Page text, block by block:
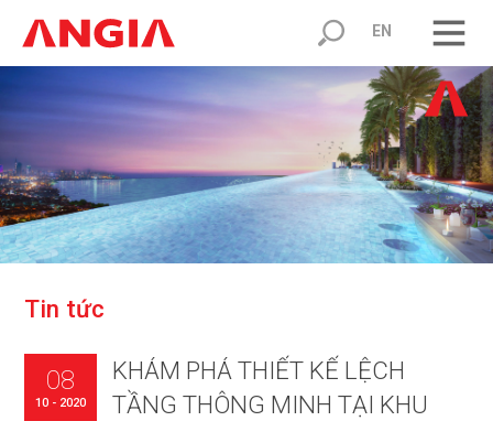
EN
Tin tức
KHÁM PHÁ THIẾT KẾ LỆCH
TẦNG THÔNG MINH TẠI KHU
08
10 - 2020